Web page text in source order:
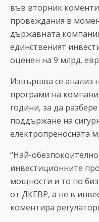
във вторник
провеждания в
държавната
единственият
оценен на 9 млрд.
Извършва се анализ
програми на
години, за да
поддържане на
електропреносната
“Най-
инвестиционните
мощности и то по
от ДКЕВР, а не в
коментира